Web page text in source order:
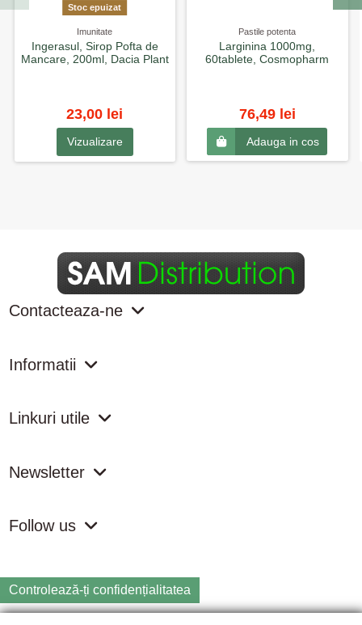
Stoc epuizat
Imunitate
Ingerasul, Sirop Pofta de
Mancare, 200ml, Dacia Plant
23,00 lei
Vizualizare
Pastile potenta
Larginina 1000mg,
60tablete, Cosmopharm
76,49 lei
Adauga in cos
Contacteaza-ne
Informatii
Linkuri utile
Newsletter
Follow us
Controlează-ți confidențialitatea